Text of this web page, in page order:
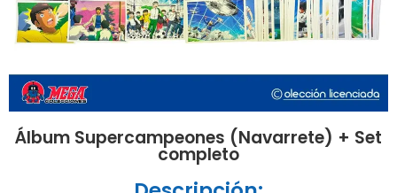
Álbum Supercampeones (Navarrete) + Set
completo